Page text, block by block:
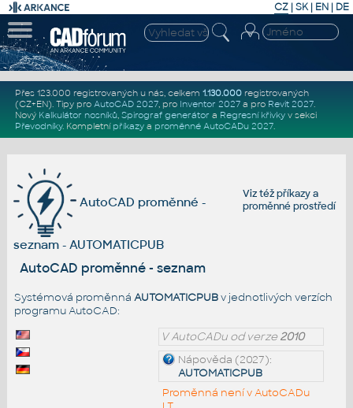
CZ | SK| EN | DE
Přes 123.000 registrovaných u nás, celkem 1.130.000registrovaných
(CZ+EN). Tipy pro AutoCAD 2027, pro Inventor 2027a pro Revit 2027.
Nový Kalkulátor nosníků, Spirograf generátor a Regresní křivkyv sekci
Převodníky. Kompletní příkazya proměnné AutoCADu 2027.
Viz téžpříkazya
proměnné prostředí
AutoCAD proměnné -
seznam - AUTOMATICPUB
AutoCAD proměnné - seznam
Systémová proměnná AUTOMATICPUBv jednotlivých verzích
programu AutoCAD:
V AutoCADu od verze2010
Nápověda (2027):
AUTOMATICPUB
Proměnná není v AutoCADu